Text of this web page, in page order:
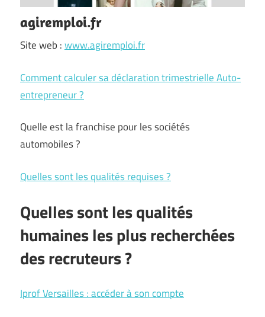
agiremploi.fr
Site web :www.agiremploi.fr
Comment calculer sa déclaration trimestrielle Auto-
entrepreneur ?
Quelle est la franchise pour les sociétés
automobiles ?
Quelles sont les qualités requises ?
Quelles sont les qualités
humaines les plus recherchées
des recruteurs ?
Iprof Versailles : accéder à son compte